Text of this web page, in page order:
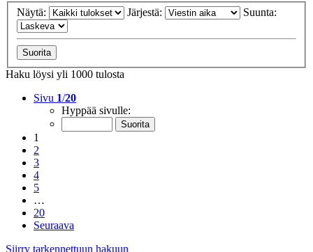
Näytä: Järjestä: Suunta:
Haku löysi yli 1000 tulosta
Sivu 1/20
Hyppää sivulle:
1
2
3
4
5
…
20
Seuraava
Siirry tarkennettuun hakuun